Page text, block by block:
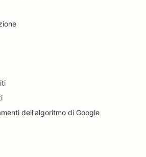
di auto
di pulizia
di peeling chimico
cranio-facciali
dell'algoritmo di Google